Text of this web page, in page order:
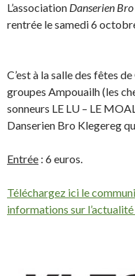
L’association Danserien
rentrée le samedi 6
C’est à la salle des fêtes
groupes Ampouailh (les
sonneurs LE LU – LE
Danserien Bro Klegereg
Entrée : 6 euros.
Téléchargez ici le
informations sur